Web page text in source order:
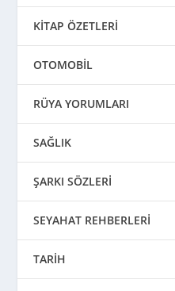
KİTAP ÖZETLERİ
OTOMOBİL
RÜYA YORUMLARI
SAĞLIK
ŞARKI SÖZLERİ
SEYAHAT REHBERLERİ
TARİH